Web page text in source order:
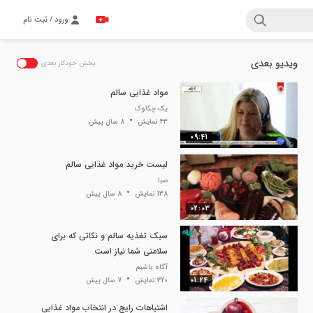
ورود / ثبت نام
ویدیو بعدی پخش خودکار بعدی
09:41
مواد غذایی سالم
یک چکاوک
43 نمایش
8 سال پیش
02:03
لیست خرید مواد غذایی سالم
صبا
138 نمایش
8 سال پیش
01:24
سبک تغذیه سالم و نکاتی که برای
سلامتی شما نیاز است
آگاه باشیم
320 نمایش
7 سال پیش
اشتباهات رایج در انتخاب مواد غذایی